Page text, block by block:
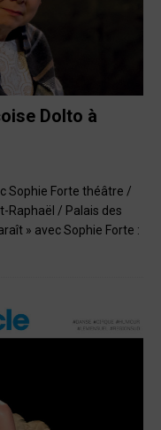
Dolto à
Sophie Forte théâtre /
Raphaël / Palais des
» avec Sophie Forte :